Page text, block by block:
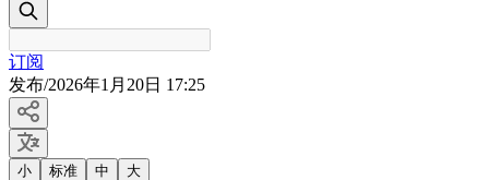
订阅
发布/2026年1月20日 17:25
小 标准 中 大